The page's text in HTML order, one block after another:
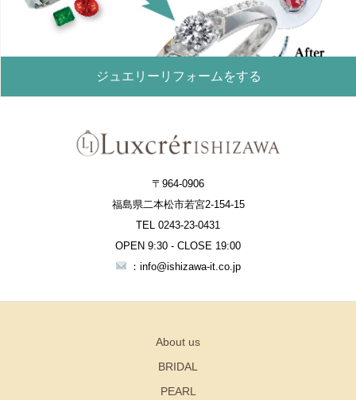
ジュエリーリフォームをする
〒964-0906
福島県二本松市若宮2-154-15
TEL 0243-23-0431
OPEN 9:30 - CLOSE 19:00
：info@ishizawa-it.co.jp
About us
BRIDAL
PEARL